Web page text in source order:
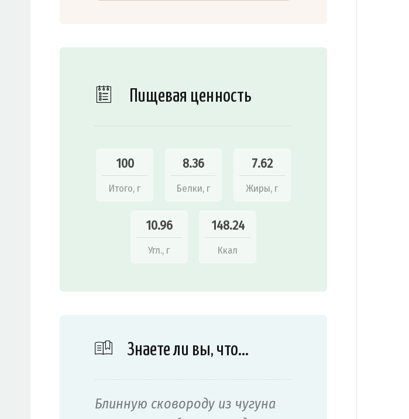
Пищевая ценность
100
Итого, г
8.36
Белки, г
7.62
Жиры, г
10.96
Угл., г
148.24
Ккал
Знаете ли вы, что…
Блинную сковороду из чугуна